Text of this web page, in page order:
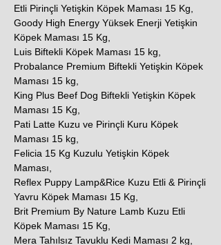
Etli Pirinçli Yetişkin Köpek Maması 15 Kg,
Goody High Energy Yüksek Enerji Yetişkin
Köpek Maması 15 Kg,
Luis Biftekli Köpek Maması 15 kg,
Probalance Premium Biftekli Yetişkin Köpek
Maması 15 kg,
King Plus Beef Dog Biftekli Yetişkin Köpek
Maması 15 Kg,
Pati Latte Kuzu ve Pirinçli Kuru Köpek
Maması 15 kg,
Felicia 15 Kg Kuzulu Yetişkin Köpek
Maması,
Reflex Puppy Lamp&Rice Kuzu Etli & Pirinçli
Yavru Köpek Maması 15 Kg,
Brit Premium By Nature Lamb Kuzu Etli
Köpek Maması 15 Kg,
Mera Tahılsız Tavuklu Kedi Maması 2 kg,